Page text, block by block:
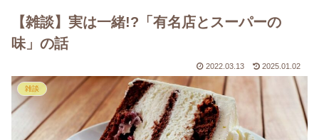
【雑談】実は一緒!?「有名店とスーパーの
味」の話
2022.03.13 2025.01.02
雑談